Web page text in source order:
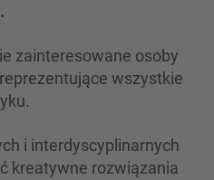
zainteresowane osoby
wszystkie
i interdyscyplinarnych
kreatywne rozwiązania